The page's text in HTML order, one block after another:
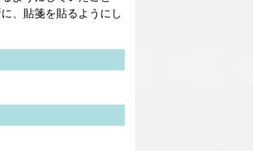
、貼箋を貼るようにし